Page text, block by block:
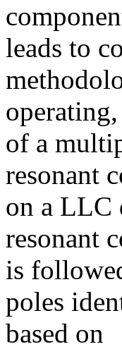
leads to
of a
resonant
on a LLC
resonant
is
poles
based on